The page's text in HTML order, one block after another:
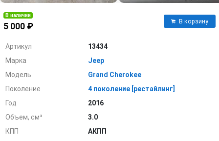
В наличии
5 000 ₽
В корзину
Артикул
13434
Марка
Jeep
Модель
Grand Cherokee
Поколение
4 поколение [рестайлинг]
Год
2016
Объем, см³
3.0
КПП
АКПП